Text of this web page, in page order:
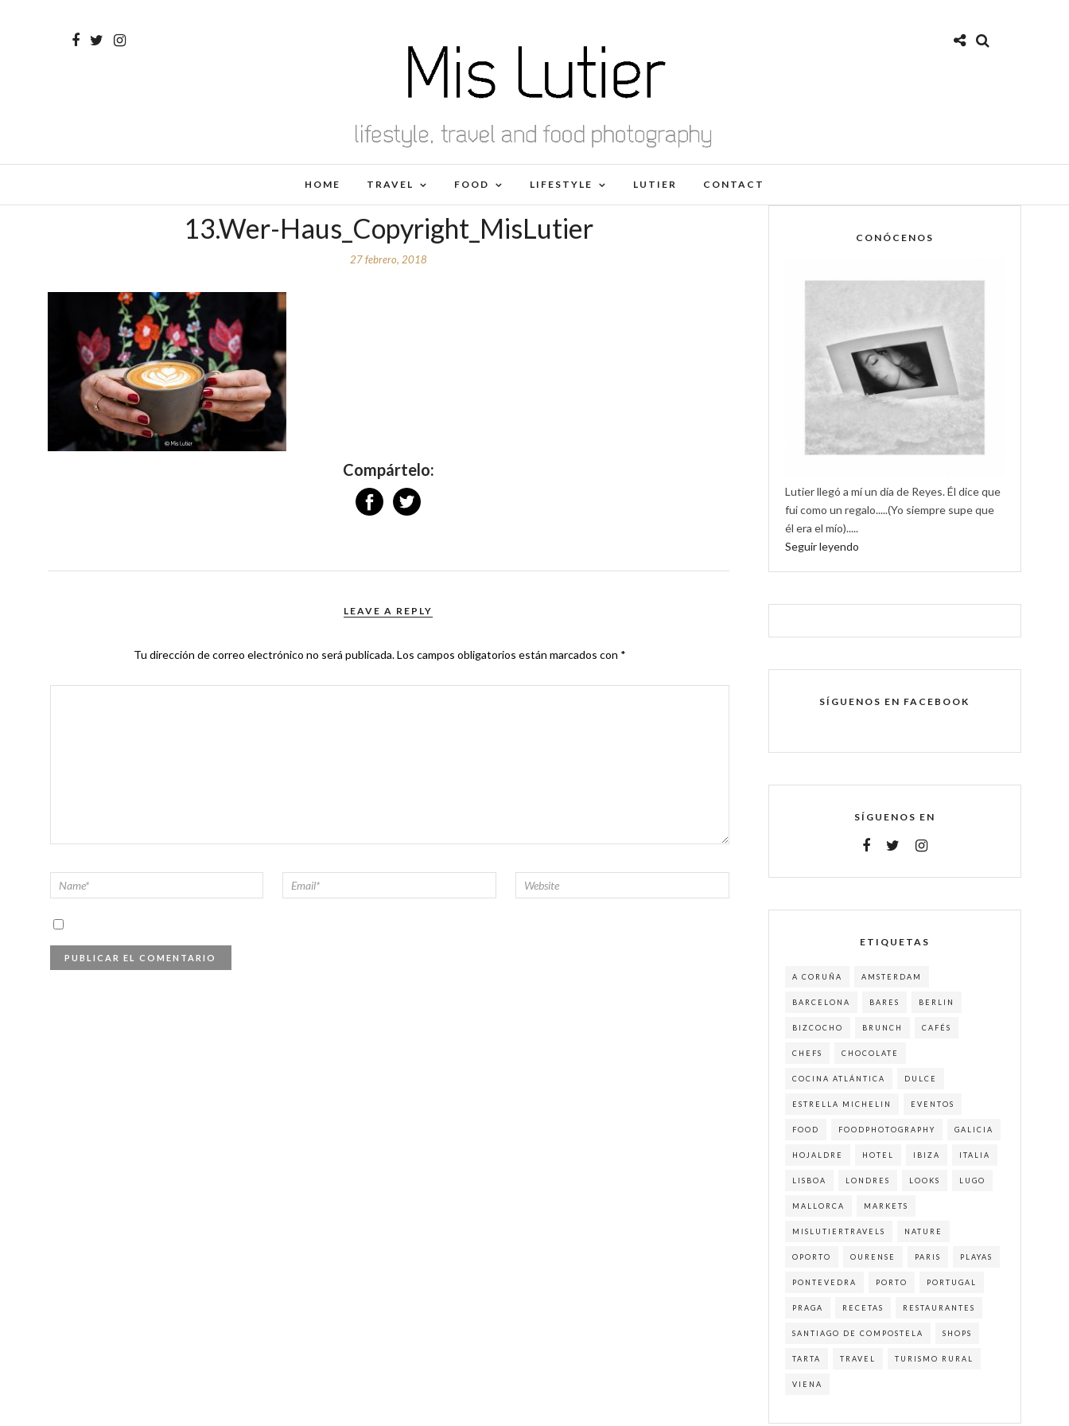
HOME TRAVEL FOOD LIFESTYLE LUTIER CONTACT
13.Wer-Haus_Copyright_MisLutier
27 febrero, 2018
Compártelo:
LEAVE A REPLY
Tu dirección de correo electrónico no será publicada.Los campos obligatorios están marcados con *
CONÓCENOS
Lutier llegó a mí un día de Reyes. Él dice que
fui como un regalo.....(Yo siempre supe que
él era el mío).....
Seguir leyendo
SÍGUENOS EN FACEBOOK
SÍGUENOS EN
ETIQUETAS
A CORUÑA AMSTERDAM
BARCELONA BARES BERLIN
BIZCOCHO BRUNCH CAFÉS
CHEFS CHOCOLATE
COCINA ATLÁNTICA DULCE
ESTRELLA MICHELIN EVENTOS
FOOD FOODPHOTOGRAPHY GALICIA
HOJALDRE HOTEL IBIZA ITALIA
LISBOA LONDRES LOOKS LUGO
MALLORCA MARKETS
MISLUTIERTRAVELS NATURE
OPORTO OURENSE PARIS PLAYAS
PONTEVEDRA PORTO PORTUGAL
PRAGA RECETAS RESTAURANTES
SANTIAGO DE COMPOSTELA SHOPS
TARTA TRAVEL TURISMO RURAL
VIENA